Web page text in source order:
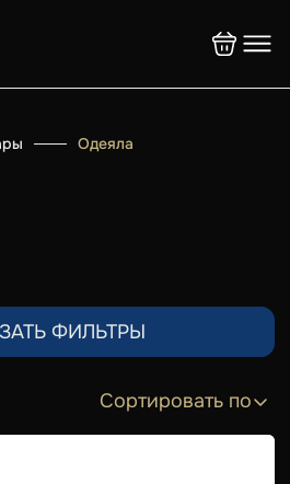
Одеяла
ФИЛЬТРЫ
Сортировать по